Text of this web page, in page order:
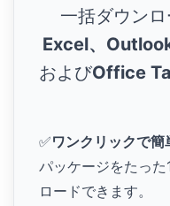
一括ダウン
Excel、
およびOffice
✅ワンクリックで簡
パッケージをたっ
ロードできます。